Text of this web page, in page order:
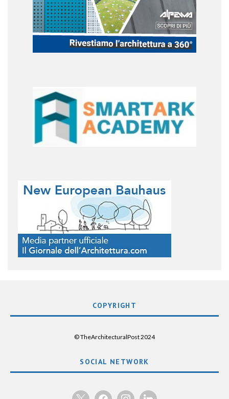
COPYRIGHT
© TheArchitecturalPost 2024
SOCIAL NETWORK
x facebookinstagramlinkedin